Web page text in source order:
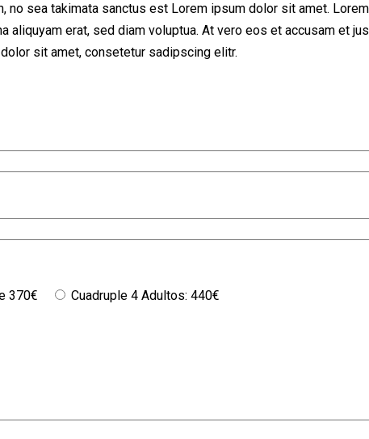
sea takimata sanctus est Lorem ipsum dolor sit amet.
erat, sed diam voluptua. At vero eos et accusam et
sit amet, consetetur sadipscing elitr.
370€ Cuadruple 4 Adultos: 440€